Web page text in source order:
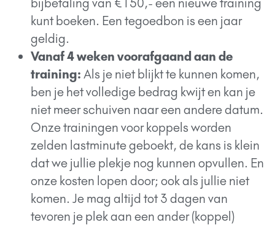
kunt boeken. Een tegoedbon is een jaar
geldig.
Vanaf 4 weken voorafgaand aan de
training: Als je niet blijkt te kunnen komen,
ben je het volledige bedrag kwijt en kan je
niet meer schuiven naar een andere datum.
Onze trainingen voor koppels worden
zelden lastminute geboekt, de kans is klein
dat we jullie plekje nog kunnen opvullen. En
onze kosten lopen door; ook als jullie niet
komen. Je mag altijd tot 3 dagen van
tevoren je plek aan een ander (koppel)